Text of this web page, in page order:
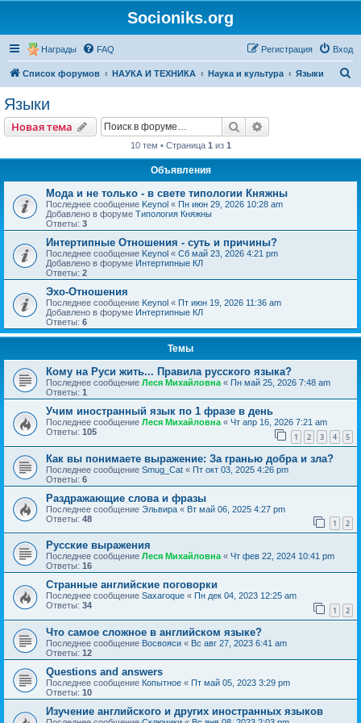
Socioniks.org
Награды FAQ Вход
Регистрация
Список форумов НАУКА И ТЕХНИКА Наука и культура Языки
Языки
Новая тема Поиск
10 тем • Страница 1 из 1
Объявления
Мода и не только - в свете типологии Княжны
Последнее сообщение Keynol « Пн июн 29, 2026 10:28 am
Добавлено в форуме Типология Княжны
Ответы: 3
Интертипные Отношения - суть и причины?
Последнее сообщение Keynol « Сб май 23, 2026 4:21 pm
Добавлено в форуме Интертипные КЛ
Ответы: 2
Эхо-Отношения
Последнее сообщение Keynol « Пт июн 19, 2026 11:36 am
Добавлено в форуме Интертипные КЛ
Ответы: 6
Темы
Кому на Руси жить... Правила русского языка?
Последнее сообщение Леся Михайловна « Пн май 25, 2026 7:48 am
Ответы: 1
Учим иностранный язык по 1 фразе в день
Последнее сообщение Леся Михайловна « Чт апр 16, 2026 7:21 am
Ответы: 105 1 2 3 4 5
Как вы понимаете выражение: За гранью добра и зла?
Последнее сообщение Smug_Cat « Пт окт 03, 2025 4:26 pm
Ответы: 6
Раздражающие слова и фразы
Последнее сообщение Эльвира « Вт май 06, 2025 4:27 pm
Ответы: 48 1 2
Русские выражения
Последнее сообщение Леся Михайловна « Чт фев 22, 2024 10:41 pm
Ответы: 16
Странные английские поговорки
Последнее сообщение Saxaroque « Пн дек 04, 2023 12:25 am
Ответы: 34 1 2
Что самое сложное в английском языке?
Последнее сообщение Восвояси « Вс авг 27, 2023 6:41 am
Ответы: 12
Questions and answers
Последнее сообщение Копытное « Пт май 05, 2023 3:29 pm
Ответы: 10
Изучение английского и других иностранных языков